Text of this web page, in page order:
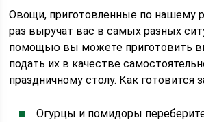
Овощи, приготовленные по нашему
раз выручат вас в самых разных
помощью вы можете приготовить
подать их в качестве
праздничному столу. Как готовится
Огурцы и помидоры